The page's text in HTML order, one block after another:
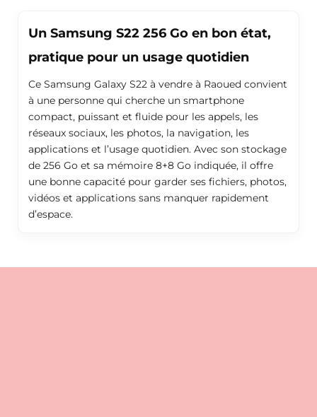
Un Samsung S22 256 Go en bon état,
pratique pour un usage quotidien
Ce Samsung Galaxy S22 à vendre à Raoued convient
à une personne qui cherche un smartphone
compact, puissant et fluide pour les appels, les
réseaux sociaux, les photos, la navigation, les
applications et l’usage quotidien. Avec son stockage
de 256 Go et sa mémoire 8+8 Go indiquée, il offre
une bonne capacité pour garder ses fichiers, photos,
vidéos et applications sans manquer rapidement
d’espace.